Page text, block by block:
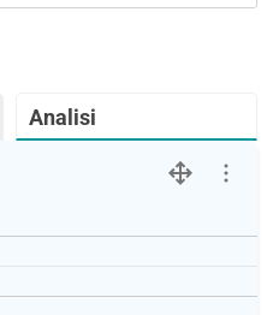
Analisi